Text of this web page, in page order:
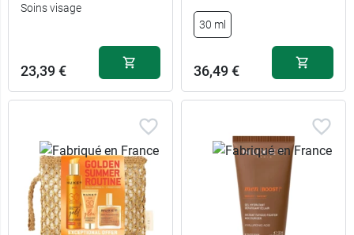
Soins visage
23,39 €
30 ml
36,49 €